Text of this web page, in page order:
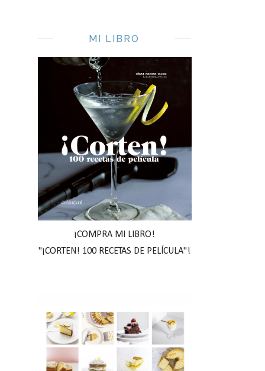
MI LIBRO
¡COMPRA MI LIBRO!
"¡CORTEN! 100 RECETAS DE PELÍCULA"!